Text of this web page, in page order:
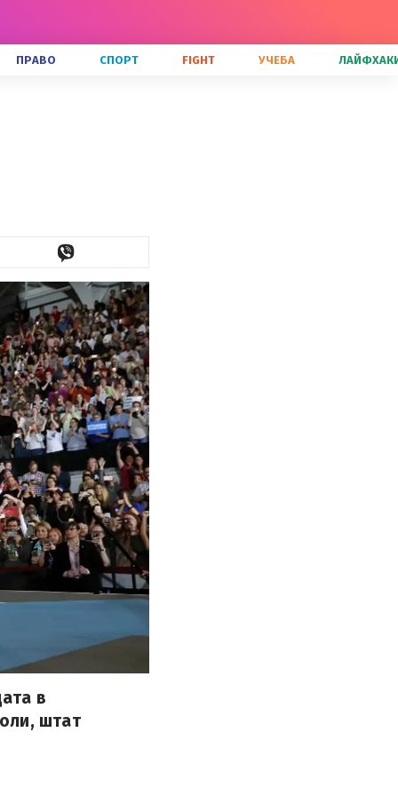
ПРАВО СПОРТ FIGHT УЧЕБА
в
штат